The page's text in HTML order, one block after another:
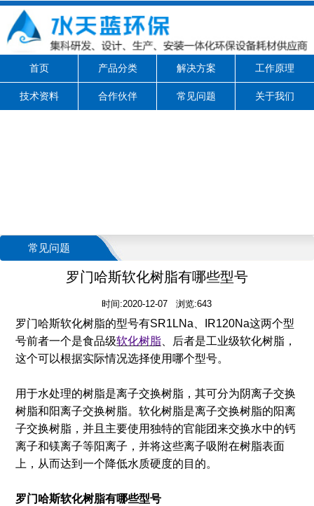
首页 产品分类 解决方案 工作原理
技术资料 合作伙伴 常见问题 关于我们
常见问题
罗门哈斯软化树脂有哪些型号
时间:2020-12-07 浏览:643
罗门哈斯软化树脂的型号有SR1LNa、IR120Na这两个型
号前者一个是食品级软化树脂、后者是工业级软化树脂，
这个可以根据实际情况选择使用哪个型号。
用于水处理的树脂是离子交换树脂，其可分为阴离子交换
树脂和阳离子交换树脂。软化树脂是离子交换树脂的阳离
子交换树脂，并且主要使用独特的官能团来交换水中的钙
离子和镁离子等阳离子，并将这些离子吸附在树脂表面
上，从而达到一个降低水质硬度的目的。
罗门哈斯软化树脂有哪些型号